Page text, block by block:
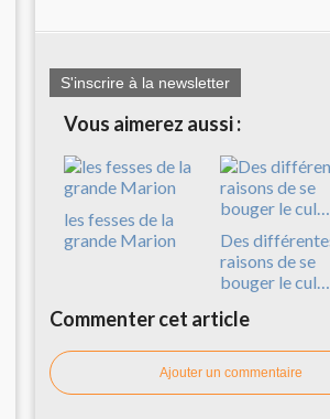
S'inscrire à la newsletter
Vous aimerez aussi :
les fesses de la
grande Marion
Des
raisons de se
bouger le cul…
Commenter cet article
Ajouter un commentaire